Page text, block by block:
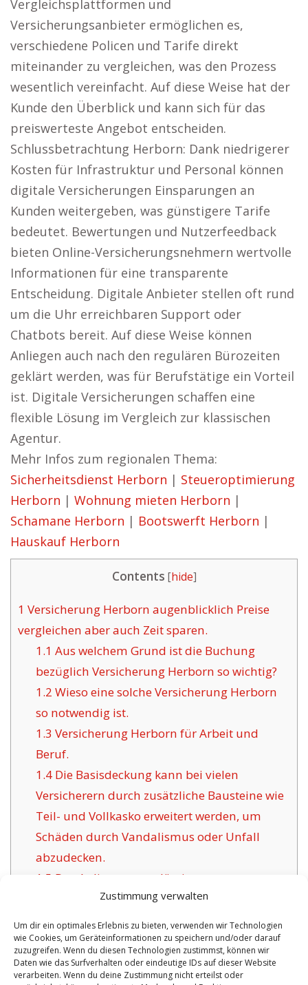
Zustimmung verwalten
Um dir ein optimales Erlebnis zu bieten, verwenden wir Technologien
wie Cookies, um Geräteinformationen zu speichern und/oder darauf
zuzugreifen. Wenn du diesen Technologien zustimmst, können wir
Daten wie das Surfverhalten oder eindeutige IDs auf dieser Website
verarbeiten. Wenn du deine Zustimmung nicht erteilst oder
Vergleichsplattformen und
Versicherungsanbieter ermöglichen es,
verschiedene Policen und Tarife direkt
miteinander zu vergleichen, was den Prozess
wesentlich vereinfacht. Auf diese Weise hat der
Kunde den Überblick und kann sich für das
preiswerteste Angebot entscheiden.
Schlussbetrachtung Herborn: Dank niedrigerer
Kosten für Infrastruktur und Personal können
digitale Versicherungen Einsparungen an
Kunden weitergeben, was günstigere Tarife
bedeutet. Bewertungen und Nutzerfeedback
bieten Online-Versicherungsnehmern wertvolle
Informationen für eine transparente
Entscheidung. Digitale Anbieter stellen oft rund
um die Uhr erreichbaren Support oder
Chatbots bereit. Auf diese Weise können
Anliegen auch nach den regulären Bürozeiten
geklärt werden, was für Berufstätige ein Vorteil
ist. Digitale Versicherungen schaffen eine
flexible Lösung im Vergleich zur klassischen
Agentur.
Mehr Infos zum regionalen Thema:
Sicherheitsdienst Herborn | Steueroptimierung
Herborn | Wohnung mieten Herborn |
Schamane Herborn | Bootswerft Herborn |
Hauskauf Herborn
Contents [hide]
1 Versicherung Herborn augenblicklich Preise
vergleichen aber auch Zeit sparen.
1.1 Aus welchem Grund ist die Buchung
bezüglich Versicherung Herborn so wichtig?
1.2 Wieso eine solche Versicherung Herborn
so notwendig ist.
1.3 Versicherung Herborn für Arbeit und
Beruf.
1.4Die Basisdeckung kann bei vielen
Versicherern durch zusätzliche Bausteine wie
Teil- und Vollkasko erweitert werden, um
Schäden durch Vandalismus oder Unfall
abzudecken.
1.5 Das Anliegen zuverlässiger
Versicherungsunternehmen für Herborn:
1.6
Vorzüge der hier angebotenen
Versicherung in Herborn:
1.6.1Aktuelle Absicherungen sowie
Zertifikat: